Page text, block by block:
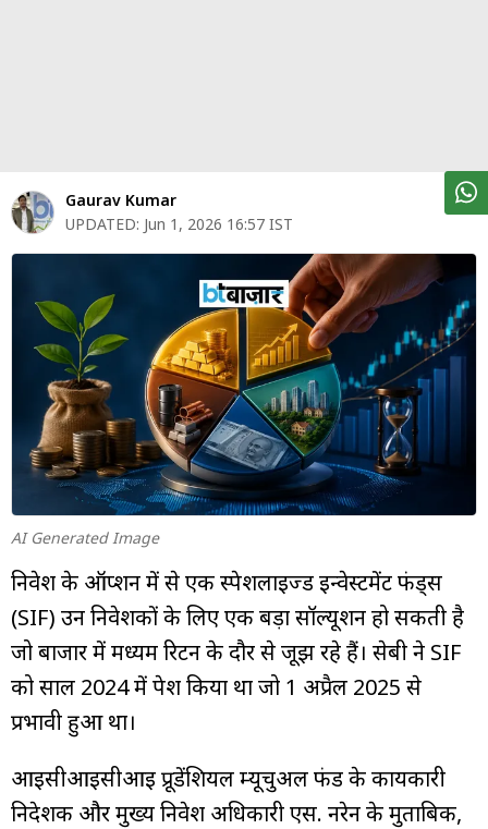
ट्रेंडिंग
बिजनेस
वीडियो
म्यूचुअल
फंड
Gaurav Kumar
UPDATED: Jun 1, 2026 16:57 IST
AI Generated Image
निवेश के ऑप्शन में से एक स्पेशलाइज्ड इन्वेस्टमेंट फंड्स
(SIF) उन निवेशकों के लिए एक बड़ा सॉल्यूशन हो सकती है
जो बाजार में मध्यम रिटर्न के दौर से जूझ रहे हैं। सेबी ने SIF
को साल 2024 में पेश किया था जो 1 अप्रैल 2025 से
प्रभावी हुआ था।
आईसीआईसीआई प्रूडेंशियल म्यूचुअल फंड के कार्यकारी
निदेशक और मुख्य निवेश अधिकारी एस. नरेन के मुताबिक,